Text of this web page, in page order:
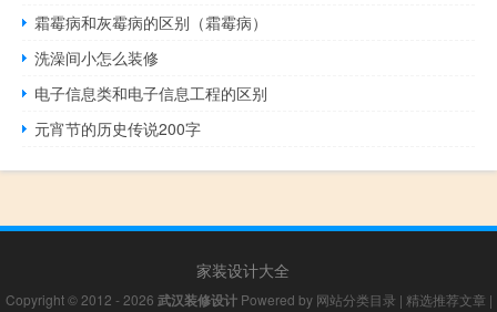
霜霉病和灰霉病的区别（霜霉病）
洗澡间小怎么装修
电子信息类和电子信息工程的区别
元宵节的历史传说200字
家装设计大全
Copyright © 2012 - 2026 武汉装修设计Powered by 网站分类目录 | 精选推荐文章 |